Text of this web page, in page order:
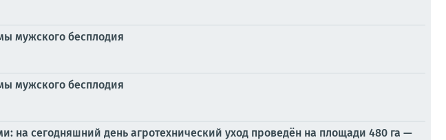
мужского бесплодия
мужского бесплодия
на сегодняшний день агротехнический уход проведён на площади 480 га —